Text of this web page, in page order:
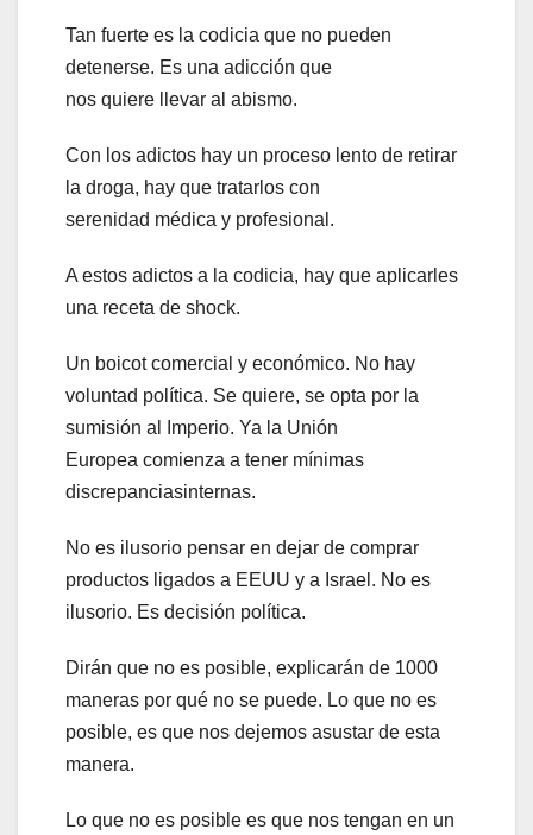
Tan fuerte es la codicia que no pueden
detenerse. Es una adicción que
nos quiere llevar al abismo.
Con los adictos hay un proceso lento de retirar
la droga, hay que tratarlos con
serenidad médica y profesional.
A estos adictos a la codicia, hay que aplicarles
una receta de shock.
Un boicot comercial y económico. No hay
voluntad política. Se quiere, se opta por la
sumisión al Imperio. Ya la Unión
Europea comienza a tener mínimas
discrepanciasinternas.
No es ilusorio pensar en dejar de comprar
productos ligados a EEUU y a Israel. No es
ilusorio. Es decisión política.
Dirán que no es posible, explicarán de 1000
maneras por qué no se puede. Lo que no es
posible, es que nos dejemos asustar de esta
manera.
Lo que no es posible es que nos tengan en un